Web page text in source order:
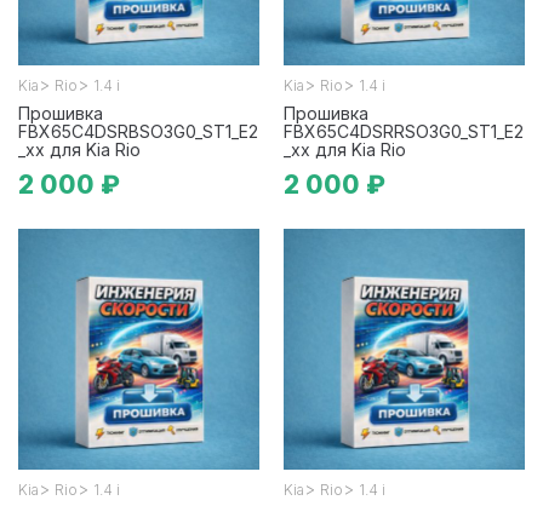
Kia > Rio > 1.4 i
Прошивка
FBX65C4DSRBSO3G0_ST1_E2
_xx для Kia Rio
2 000 ₽
Kia > Rio > 1.4 i
Прошивка
FBX65C4DSRRSO3G0_ST1_E2
_xx для Kia Rio
2 000 ₽
Kia > Rio > 1.4 i Kia > Rio > 1.4 i